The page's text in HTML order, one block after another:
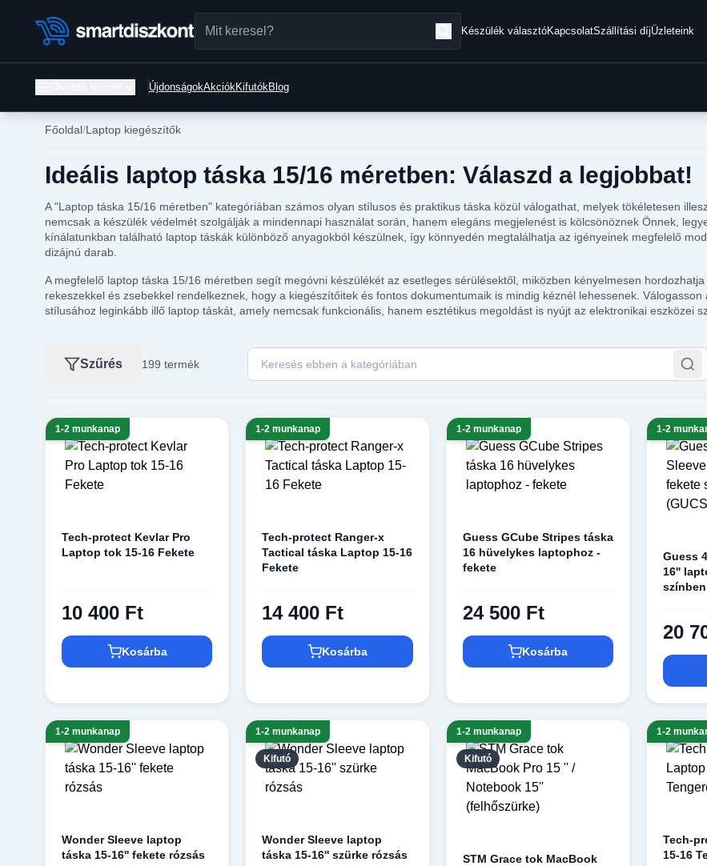
Készülék választóKapcsolatSzállítási díjÜzleteink
ÚjdonságokAkciókKifutókBlog
Főoldal Laptop kiegészítők
Ideális laptop táska 15/16 méretben: Válaszd a legjobbat!
A "Laptop táska 15/16 méretben" kategóriában számos olyan stílusos és praktikus táska közül válogathat, melyek tökéletesen
nemcsak a készülék védelmét szolgálják a mindennapi használat során, hanem elegáns megjelenést is kölcsönöznek Önnek,
kínálatunkban található laptop táskák különböző anyagokból készülnek, így könnyedén megtalálhatja az igényeinek megfelelő
dizájnú darab.
A megfelelő laptop táska 15/16 méretben segít megóvni készülékét az esetleges sérülésektől, miközben kényelmesen
rekeszekkel és zsebekkel rendelkeznek, hogy a kiegészítőitek és fontos dokumentumaik is mindig kéznél lehessenek.
stílusához leginkább illő laptop táskát, amely nemcsak funkcionális, hanem esztétikus megoldást is nyújt az elektronikai eszközei
Szűrés 199 termék
Keresés ebben a kategóriában
1-2 munkanap
Tech-protect Kevlar Pro
Laptop tok 15-16 Fekete
10 400 Ft
Kosárba
1-2 munkanap
Tech-protect Ranger-x
Tactical táska Laptop 15-16
Fekete
14 400 Ft
Kosárba
1-2 munkanap
Guess GCube Stripes táska
16 hüvelykes laptophoz -
fekete
24 500 Ft
Kosárba
1-2
Guess
16''
színben
20
1-2 munkanap
Wonder Sleeve laptop
táska 15-16'' fekete rózsás
Kifutó
1-2 munkanap
Wonder Sleeve laptop
táska 15-16'' szürke rózsás
Kifutó
1-2 munkanap
STM Grace tok MacBook
1-2
Tech-
15-16